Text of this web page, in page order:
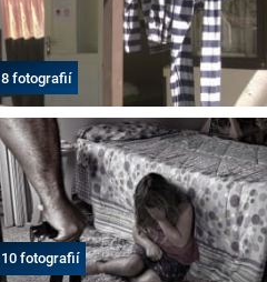
8 fotografií
10 fotografií